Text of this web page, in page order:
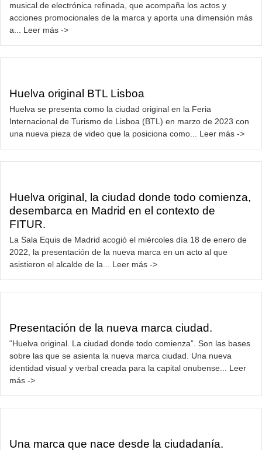
musical de electrónica refinada, que acompaña los actos y
acciones promocionales de la marca y aporta una dimensión más
a... Leer más ->
Huelva original BTL Lisboa
Huelva se presenta como la ciudad original en la Feria
Internacional de Turismo de Lisboa (BTL) en marzo de 2023 con
una nueva pieza de video que la posiciona como... Leer más ->
Huelva original, la ciudad donde todo comienza,
desembarca en Madrid en el contexto de
FITUR.
La Sala Equis de Madrid acogió el miércoles día 18 de enero de
2022, la presentación de la nueva marca en un acto al que
asistieron el alcalde de la... Leer más ->
Presentación de la nueva marca ciudad.
“Huelva original. La ciudad donde todo comienza”. Son las bases
sobre las que se asienta la nueva marca ciudad. Una nueva
identidad visual y verbal creada para la capital onubense... Leer
más ->
Una marca que nace desde la ciudadanía.